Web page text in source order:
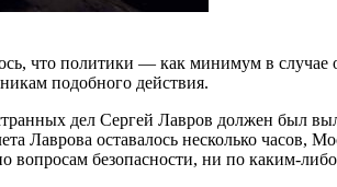
что политики — как минимум в
подобного действия.
дел Сергей Лавров должен был
Лаврова оставалось несколько
безопасности, ни по каким-